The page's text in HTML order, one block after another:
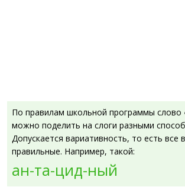
По правилам школьной программы слово
можно поделить на слоги разными
Допускается вариативность, то есть все
правильные. Например, такой:
ан-та-цид-ный